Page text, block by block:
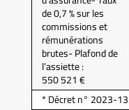
de 0,7 % sur les
commissions et
rémunérations
brutes- Plafond de
l’assiette :
550 521 €
* Décret n° 2023-